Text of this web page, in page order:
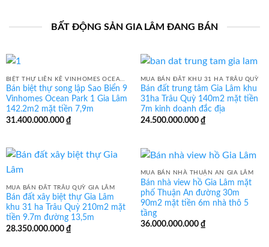
BẤT ĐỘNG SẢN GIA LÂM ĐANG BÁN
Bán biệt thự song lập Sao Biển 9
Vinhomes Ocean Park 1 Gia Lâm
142.2m2 mặt tiền 7,9m
31.400.000.000 ₫
MUA BÁN ĐẤT KHU 31 HA TRÂU QUỲ
Bán đất trung tâm Gia Lâm khu
31ha Trâu Quỳ 140m2 mặt tiền
7m kinh doanh đắc địa
24.500.000.000 ₫
MUA BÁN ĐẤT TRÂU QUỲ GIA LÂM
Bán đất xây biệt thự Gia Lâm
khu 31 ha Trâu Quỳ 210m2 mặt
tiền 9.7m đường 13,5m
28.350.000.000 ₫
MUA BÁN NHÀ THUẬN AN GIA LÂM
Bán nhà view hồ Gia Lâm mặt
phố Thuận An đường 30m
90m2 mặt tiền 6m nhà thô 5
tầng
36.000.000.000 ₫